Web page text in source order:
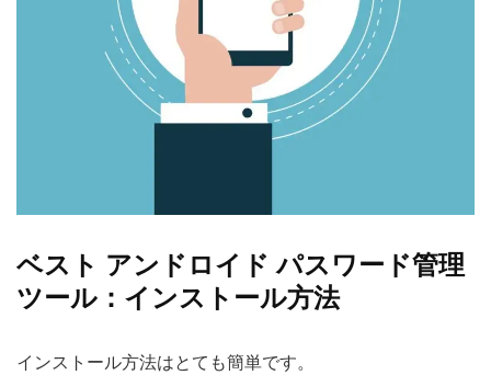
ベスト アンドロイド パスワード管理
ツール：インストール方法
インストール方法はとても簡単です。